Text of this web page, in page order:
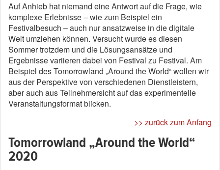
Auf Anhieb hat niemand eine Antwort auf die Frage, wie
komplexe Erlebnisse – wie zum Beispiel ein
Festivalbesuch – auch nur ansatzweise in die digitale
Welt umziehen können. Versucht wurde es diesen
Sommer trotzdem und die Lösungsansätze und
Ergebnisse variieren dabei von Festival zu Festival. Am
Beispiel des Tomorrowland „Around the World“ wollen wir
aus der Perspektive von verschiedenen Dienstleistern,
aber auch aus Teilnehmersicht auf das experimentelle
Veranstaltungsformat blicken.
>> zurück zum Anfang
Tomorrowland „Around the World“
2020